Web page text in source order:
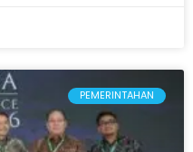
PEMERINTAHAN